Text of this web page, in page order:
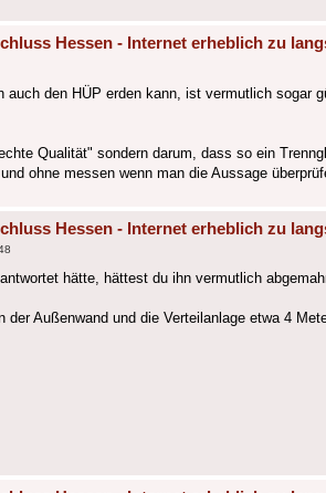
Hessen - Internet erheblich zu
auch den HÜP erden kann, ist vermutlich
Qualität" sondern darum, dass so ein
ohne messen wenn man die Aussage
Hessen - Internet erheblich zu
hätte, hättest du ihn vermutlich
Außenwand und die Verteilanlage etwa 4